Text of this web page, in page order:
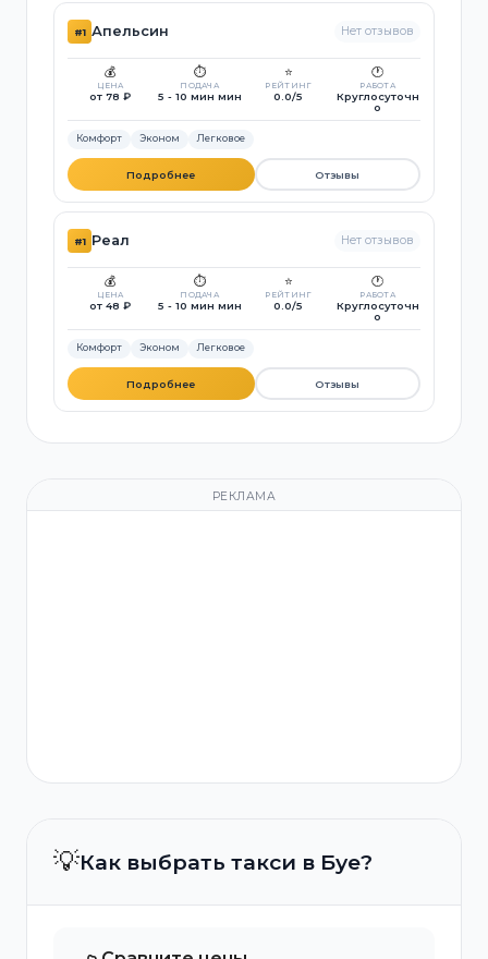
#1 Апельсин Нет отзывов
💰
ЦЕНА
от 78 ₽
⏱️
ПОДАЧА
5 - 10 мин мин
⭐
РЕЙТИНГ
0.0/5
🕐
РАБОТА
Круглосуточн
о
Комфорт Эконом Легковое
Подробнее Отзывы
#1 Реал Нет отзывов
💰
ЦЕНА
от 48 ₽
⏱️
ПОДАЧА
5 - 10 мин мин
⭐
РЕЙТИНГ
0.0/5
🕐
РАБОТА
Круглосуточн
о
Комфорт Эконом Легковое
Подробнее Отзывы
РЕКЛАМА
💡Как выбрать такси в Буе?